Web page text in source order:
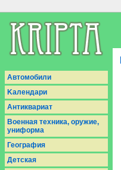
Aвтомобили
Kалендари
Антиквариат
Военная техника, оружие,
униформа
География
Детская